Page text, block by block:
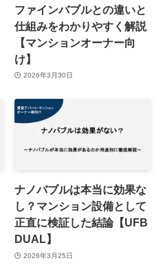
ファインバブルとの違いと
仕組みをわかりやすく解説
【マンションオーナー向
け】
2026年3月30日
ナノバブルは本当に効果な
し？マンション設備として
正直に検証した結論【UFB
DUAL】
2026年3月25日